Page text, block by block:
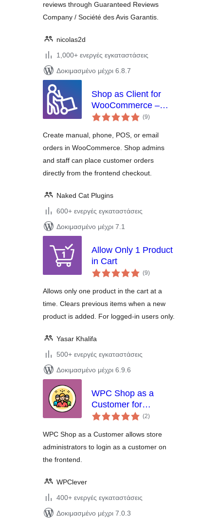
reviews through Guaranteed Reviews
Company / Société des Avis Garantis.
nicolas2d
1,000+ ενεργές εγκαταστάσεις
Δοκιμασμένο μέχρι 6.8.7
Shop as Client for
WooCommerce –
Manual, Phone &
(9αξιολογήσεις
σύνολο
)
Create manual, phone, POS, or email
orders in WooCommerce. Shop admins
and staff can place customer orders
directly from the frontend checkout.
Naked Cat Plugins
600+ ενεργές εγκαταστάσεις
Δοκιμασμένο μέχρι 7.1
Allow Only 1 Product
in Cart
(9αξιολογήσεις
σύνολο
)
Allows only one product in the cart at a
time. Clears previous items when a new
product is added. For logged-in users only.
Yasar Khalifa
500+ ενεργές εγκαταστάσεις
Δοκιμασμένο μέχρι 6.9.6
WPC Shop as a
Customer for
WooCommerce
(2αξιολογήσεις
σύνολο
)
WPC Shop as a Customer allows store
administrators to login as a customer on
the frontend.
WPClever
400+ ενεργές εγκαταστάσεις
Δοκιμασμένο μέχρι 7.0.3